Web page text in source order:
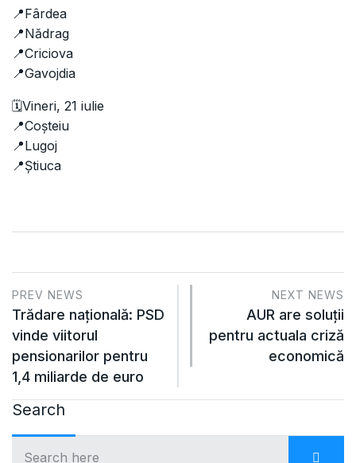
📍Fârdea
📍Nădrag
📍Criciova
📍Gavojdia
🗓️Vineri, 21 iulie
📍Coșteiu
📍Lugoj
📍Știuca
PREV NEWS
Trădare națională: PSD
vinde viitorul
pensionarilor pentru
1,4 miliarde de euro
NEXT NEWS
AUR are soluții
pentru actuala criză
economică
Search